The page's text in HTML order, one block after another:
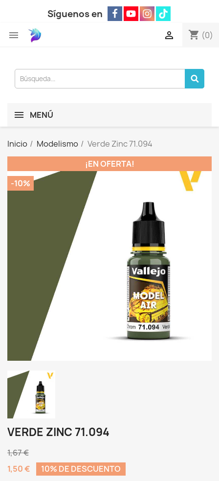
Síguenos en
 shopping_cart (0)

MENÚ
Inicio Modelismo
Verde Zinc 71.094
¡EN OFERTA!
-10%
VERDE ZINC 71.094
1,67 €
1,50 €
10% DE DESCUENTO